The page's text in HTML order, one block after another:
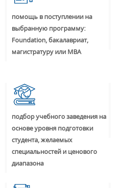
помощь в поступлении на
выбранную программу:
Foundation, бакалавриат,
магистратуру или MBA
подбор учебного заведения на
основе уровня подготовки
студента, желаемых
специальностей и ценового
диапазона